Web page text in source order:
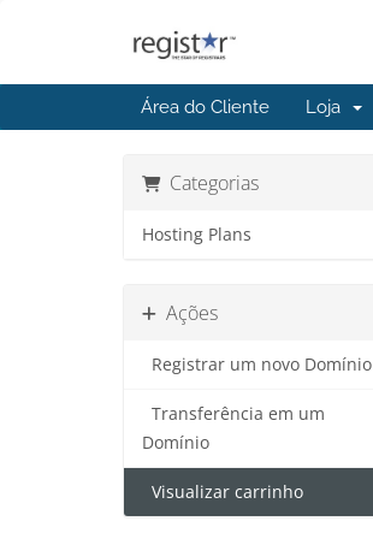
Área do Cliente Loja
Categorias
Hosting Plans
Ações
Registrar um novo Domínio
Transferência em um
Domínio
Visualizar carrinho